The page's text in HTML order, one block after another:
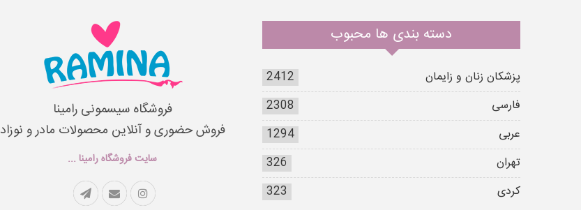
دسته بندی ها محبوب
پزشکان زنان و زایمان
2412
فارسی
2308
عربی
1294
تهران
326
کردی
323
فروشگاه سیسمونی رامینا
فروش حضوری و آنلاین محصولات مادر و نوزاد
سایت فروشگاه رامینا ...